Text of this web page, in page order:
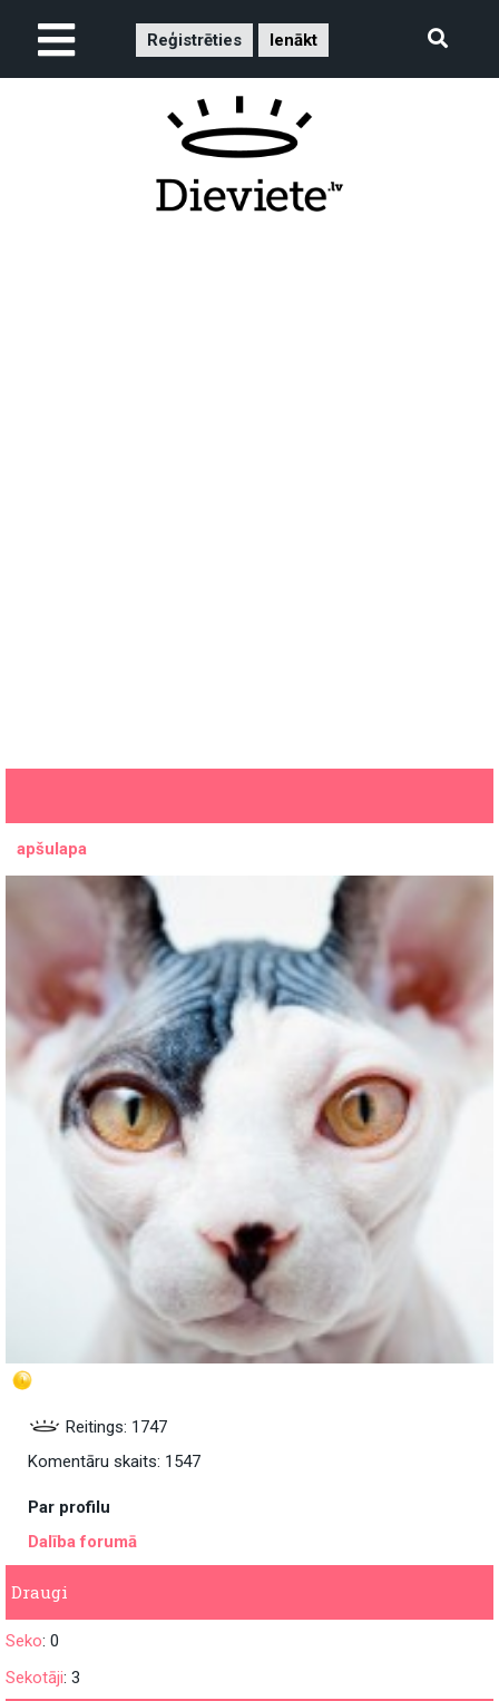
Reģistrēties Ienākt
apšulapa
Reitings: 1747
Komentāru skaits: 1547
Par profilu
Dalība forumā
Draugi
Seko: 0
Sekotāji: 3